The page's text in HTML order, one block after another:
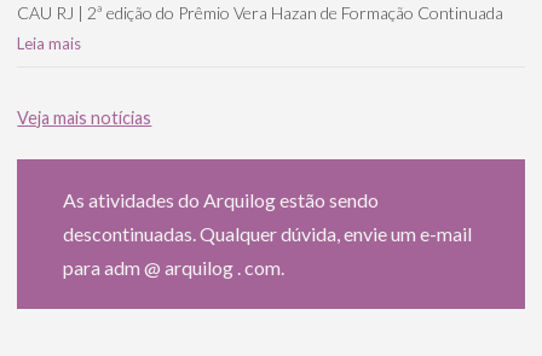
CAU RJ | 2ª edição do Prêmio Vera Hazan de Formação Continuada
Leia mais
Veja mais notícias
As atividades do Arquilog estão sendo
descontinuadas. Qualquer dúvida, envie um e-mail
para adm @ arquilog . com.